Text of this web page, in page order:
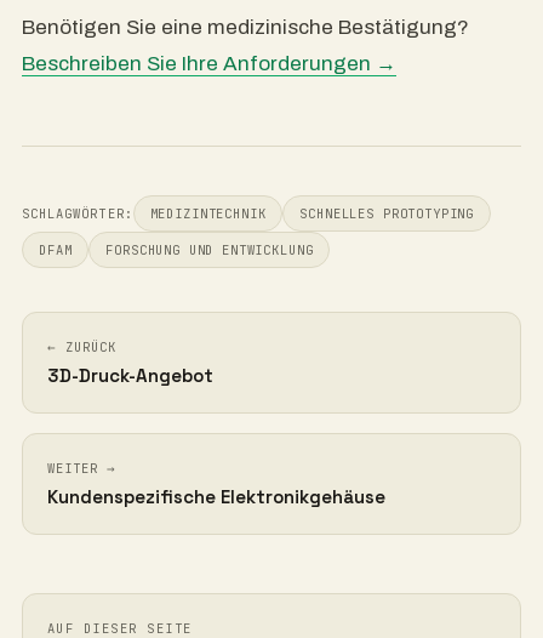
Benötigen Sie eine medizinische Bestätigung?
Beschreiben Sie Ihre Anforderungen →
SCHLAGWÖRTER: MEDIZINTECHNIK SCHNELLES PROTOTYPING
DFAM FORSCHUNG UND ENTWICKLUNG
← ZURÜCK
3D-Druck-Angebot
WEITER →
Kundenspezifische Elektronikgehäuse
AUF DIESER SEITE